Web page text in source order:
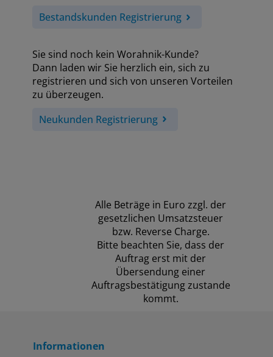
Bestandskunden Registrierung
Sie sind noch kein Worahnik-Kunde?
Dann laden wir Sie herzlich ein, sich zu
registrieren und sich von unseren Vorteilen
zu überzeugen.
Neukunden Registrierung
Alle Beträge in Euro zzgl. der
gesetzlichen Umsatzsteuer
bzw. Reverse Charge.
Bitte beachten Sie, dass der
Auftrag erst mit der
Übersendung einer
Auftragsbestätigung zustande
kommt.
Informationen